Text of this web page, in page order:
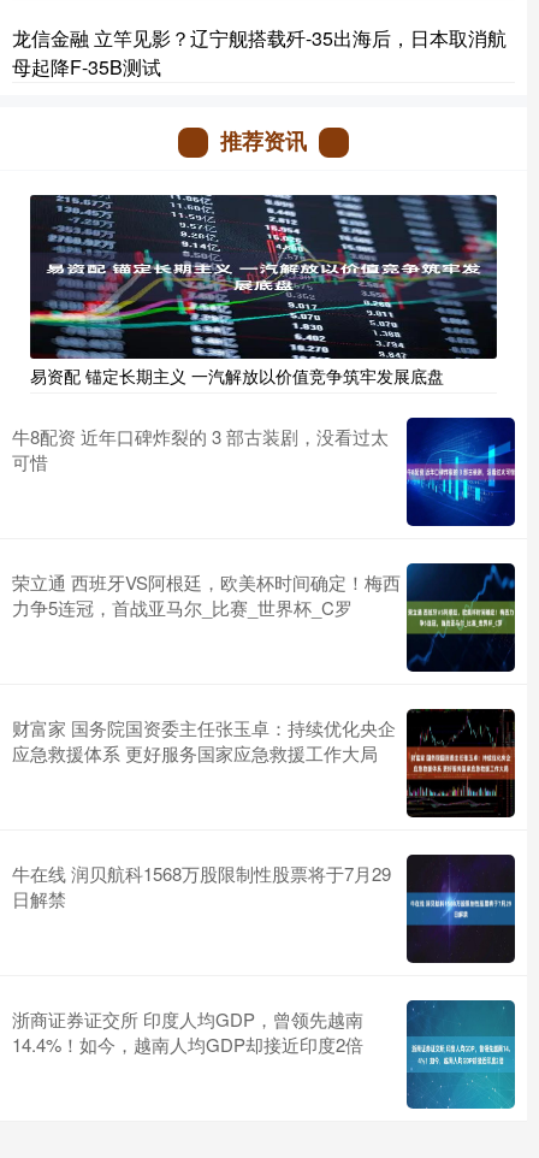
龙信金融 立竿见影？辽宁舰搭载歼-35出海后，日本取消航
母起降F-35B测试
推荐资讯
易资配 锚定长期主义 一汽解放以价值竞争筑牢发展底盘
牛8配资 近年口碑炸裂的 3 部古装剧，没看过太
可惜
荣立通 西班牙VS阿根廷，欧美杯时间确定！梅西
力争5连冠，首战亚马尔_比赛_世界杯_C罗
财富家 国务院国资委主任张玉卓：持续优化央企
应急救援体系 更好服务国家应急救援工作大局
牛在线 润贝航科1568万股限制性股票将于7月29
日解禁
浙商证券证交所 印度人均GDP，曾领先越南
14.4%！如今，越南人均GDP却接近印度2倍